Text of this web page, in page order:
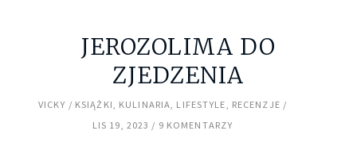
JEROZOLIMA DO
ZJEDZENIA
VICKY KSIĄŻKI, KULINARIA, LIFESTYLE, RECENZJE
LIS 19, 2023
9 KOMENTARZY